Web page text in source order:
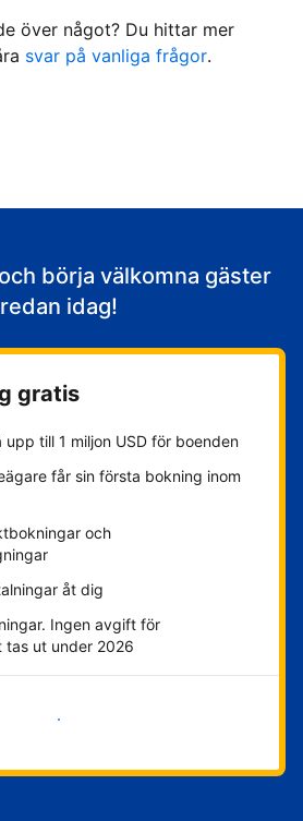
över något? Du hittar mer
svar på vanliga frågor.
börja välkomna gäster
redan idag!
gratis
till 1 miljon USD för boenden
får sin första bokning inom
och
åt dig
Ingen avgift för
tas ut under 2026
igång nu